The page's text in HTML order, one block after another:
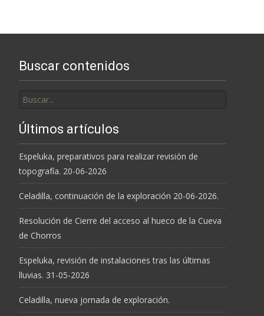
Buscar contenidos
por:
Últimos artículos
Espeluka, preparativos para realizar revisión de
topografía. 20-06-2026
Celadilla, continuación de la exploración 20-06-2026.
Resolución de Cierre del acceso al hueco de la Cueva
de Chorros
Espeluka, revisión de instalaciones tras las últimas
lluvias. 31-05-2026
Celadilla, nueva jornada de exploración.